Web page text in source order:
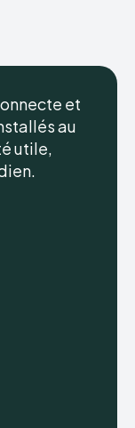
et
au
utile,